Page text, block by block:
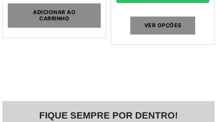
ADICIONAR AO
CARRINHO
VER OPÇÕES
FIQUE SEMPRE POR DENTRO!